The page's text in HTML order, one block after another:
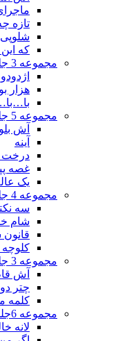
تازه
شلوپی
که
مجموعه 3 جلدی داستان های صمیمانه
هزار
مجموعه 5 جلدی داستان های پپوچی
آش
آینه
درخت
غصه
یک
مجموعه 4 جلدی داستان های پاپاپا
سه
شام
کلوچه
مجموعه 3 جلدی داستان های موموشی
آش
چتر
کلمه
مجموعه 6جلدی داستان های رنگین کمان
لانه